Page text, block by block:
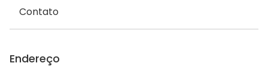
Contato
Endereço